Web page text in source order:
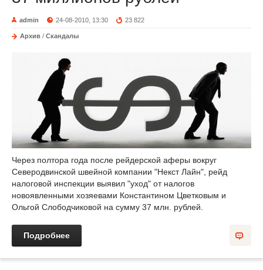
admin 24-08-2010, 13:30 23 822
Архив / Скандалы
Через полтора года после рейдерской аферы вокруг
Cеверодвинской швейной компании "Некст Лайн", рейд
налоговой инспекции выявил "уход" от налогов
новоявленными хозяевами Константином Цветковым и
Ольгой Слободчиковой на сумму 37 млн. рублей.
Подробнее